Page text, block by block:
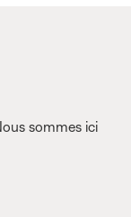
sommes ici